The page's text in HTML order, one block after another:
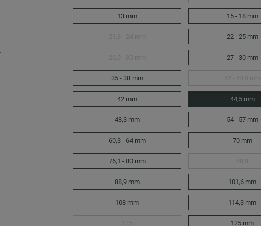
13 mm 15 - 18 mm
22 - 25 mm
27 - 30 mm
35 - 38 mm
42 mm 44,5 mm
48,3 mm 54 - 57 mm
60,3 - 64 mm 70 mm
76,1 - 80 mm
88,9 mm 101,6 mm
108 mm 114,3 mm
125 mm